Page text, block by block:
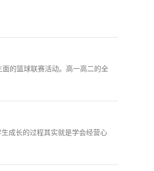
的篮球联赛活动。高一高二的全
成长的过程其实就是学会经营心